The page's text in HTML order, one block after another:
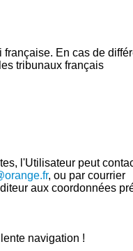
En cas de
tribunaux français
l'Utilisateur peut
, ou par courrier
aux coordonnées
navigation !